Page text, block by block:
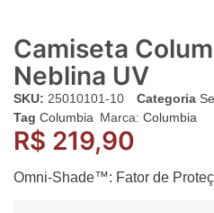
Camiseta
Neblina UV
SKU: 25010101-10 Categoria
Tag Columbia Marca: Columbia
R$ 219,90
Omni-Shade™: Fator de